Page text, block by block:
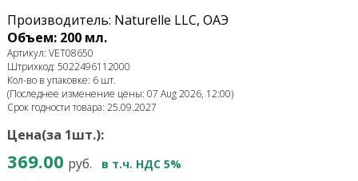
Производитель: Naturelle LLC, ОАЭ
Объем: 200 мл.
Артикул: VET08650
Штрихкод: 5022496112000
Кол-во в упаковке: 6 шт.
(Последнее изменение цены: 07 Aug 2026, 12:00)
Срок годности товара: 25.09.2027
Цена(за 1шт.):
369.00 руб. в т.ч. НДС 5%